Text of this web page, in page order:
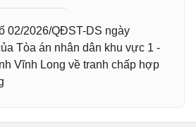
02/2026/QĐST-DS ngày
Tòa án nhân dân khu vực 1 -
Vĩnh Long về tranh chấp hợp